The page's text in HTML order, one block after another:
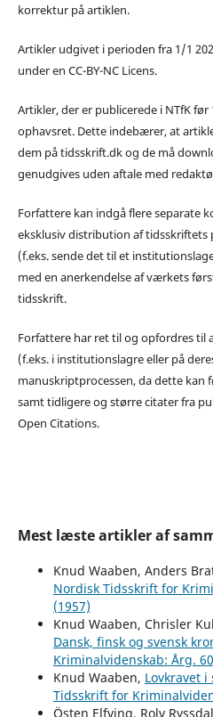
korrektur på artiklen.
Artikler udgivet i perioden fra 1/1
under en CC-BY-NC Licens.
Artikler, der er publicerede i NTfK
ophavsret. Dette indebærer, at
dem på tidsskrift.dk og de må
genudgives uden aftale med
Forfattere kan indgå flere separate
eksklusiv distribution af
(f.eks. sende det til et
med en anerkendelse af værkets
tidsskrift.
Forfattere har ret til og opfordres til
(f.eks. i institutionslagre eller på
manuskriptprocessen, da dette
samt tidligere og større citater fra
Open Citations.
Mest læste artikler af
Knud Waaben, Anders
Nordisk Tidsskrift for
(1957)
Knud Waaben, Chrisler
Dansk, finsk og svensk
Kriminalvidenskab: Årg.
Knud Waaben, Lovkravet
Tidsskrift for
Östen Elfving, Rolv